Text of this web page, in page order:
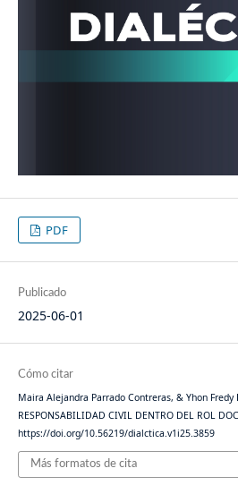
PDF
Publicado
2025-06-01
Cómo citar
Maira Alejandra Parrado Contreras, & Yhon Fredy
RESPONSABILIDAD CIVIL DENTRO DEL ROL
https://doi.org/10.56219/dialctica.v1i25.3859
Más formatos de cita